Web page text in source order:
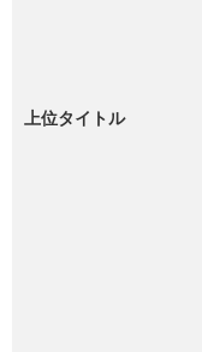
上位タイトル